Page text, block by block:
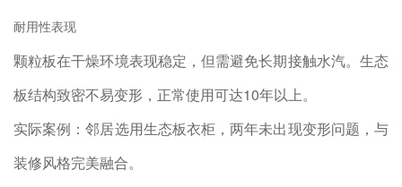
耐用性表现
颗粒板在干燥环境表现稳定，但需避免长期接触水汽。生态
板结构致密不易变形，正常使用可达10年以上。
实际案例：邻居选用生态板衣柜，两年未出现变形问题，与
装修风格完美融合。